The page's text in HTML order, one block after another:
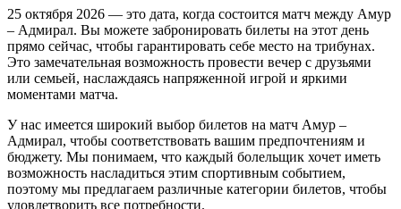
25 октября 2026 — это дата, когда состоится матч между Амур
– Адмирал. Вы можете забронировать билеты на этот день
прямо сейчас, чтобы гарантировать себе место на трибунах.
Это замечательная возможность провести вечер с друзьями
или семьей, наслаждаясь напряженной игрой и яркими
моментами матча.
У нас имеется широкий выбор билетов на матч Амур –
Адмирал, чтобы соответствовать вашим предпочтениям и
бюджету. Мы понимаем, что каждый болельщик хочет иметь
возможность насладиться этим спортивным событием,
поэтому мы предлагаем различные категории билетов, чтобы
удовлетворить все потребности.